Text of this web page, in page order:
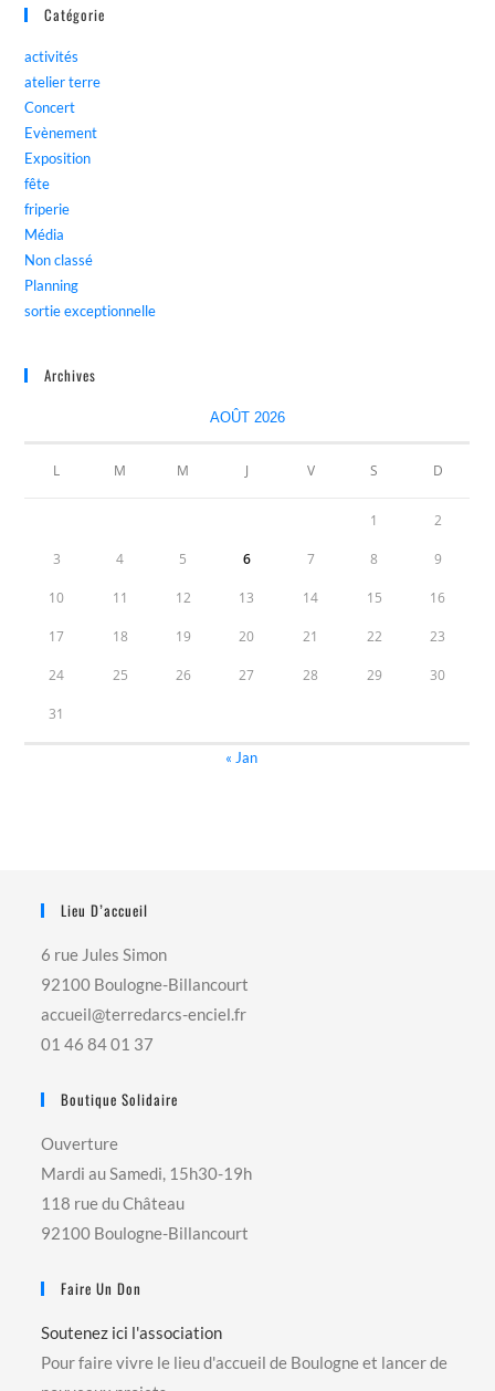
Catégorie
activités
atelier terre
Concert
Evènement
Exposition
fête
friperie
Média
Non classé
Planning
sortie exceptionnelle
Archives
AOÛT 2026
L M M J V S D
1 2
3 4 5 6 7 8 9
10 11 12 13 14 15 16
17 18 19 20 21 22 23
24 25 26 27 28 29 30
31
« Jan
Lieu D’accueil
6 rue Jules Simon
92100 Boulogne-Billancourt
accueil@terredarcs-enciel.fr
01 46 84 01 37
Boutique Solidaire
Ouverture
Mardi au Samedi, 15h30-19h
118 rue du Château
92100 Boulogne-Billancourt
Faire Un Don
Soutenez ici l'association
Pour faire vivre le lieu d'accueil de Boulogne et lancer de